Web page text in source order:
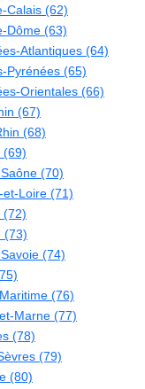
Calais (62)
Dôme (63)
Atlantiques (64)
Pyrénées (65)
Orientales (66)
(67)
(68)
(69)
(70)
et-Loire (71)
(72)
(73)
(74)
(76)
Marne (77)
(78)
(79)
(80)